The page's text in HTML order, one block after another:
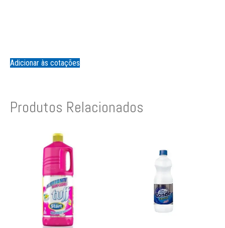
Adicionar às cotações
Produtos Relacionados